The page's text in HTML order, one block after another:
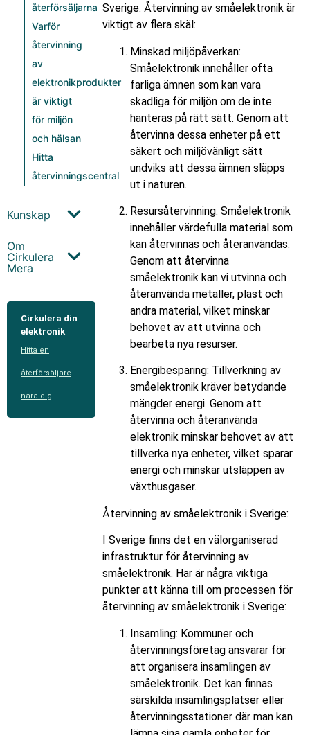
återförsäljarna
Varför
återvinning
av
elektronikprodukter
är viktigt
för miljön
och hälsan
Hitta
återvinningscentral
Kunskap
Om
Cirkulera
Mera
Cirkulera din
elektronik
Hitta en
återförsäljare
nära dig
Sverige. Återvinning av småelektronik är
viktigt av flera skäl:
Minskad miljöpåverkan:
Småelektronik innehåller ofta
farliga ämnen som kan vara
skadliga för miljön om de inte
hanteras på rätt sätt. Genom att
återvinna dessa enheter på ett
säkert och miljövänligt sätt
undviks att dessa ämnen släpps
ut i naturen.
Resursåtervinning: Småelektronik
innehåller värdefulla material som
kan återvinnas och återanvändas.
Genom att återvinna
småelektronik kan vi utvinna och
återanvända metaller, plast och
andra material, vilket minskar
behovet av att utvinna och
bearbeta nya resurser.
Energibesparing: Tillverkning av
småelektronik kräver betydande
mängder energi. Genom att
återvinna och återanvända
elektronik minskar behovet av att
tillverka nya enheter, vilket sparar
energi och minskar utsläppen av
växthusgaser.
Återvinning av småelektronik i Sverige:
I Sverige finns det en välorganiserad
infrastruktur för återvinning av
småelektronik. Här är några viktiga
punkter att känna till om processen för
återvinning av småelektronik i Sverige:
Insamling: Kommuner och
återvinningsföretag ansvarar för
att organisera insamlingen av
småelektronik. Det kan finnas
särskilda insamlingsplatser eller
återvinningsstationer där man kan